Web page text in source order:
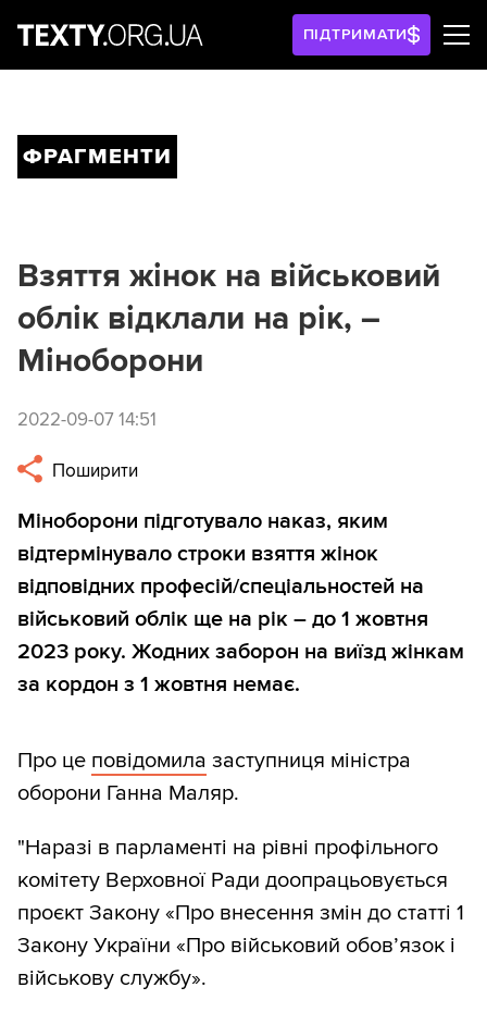
ПІДТРИМАТИ
ФРАГМЕНТИ
Взяття жінок на військовий
облік відклали на рік, –
Міноборони
2022-09-07 14:51
Поширити
Міноборони підготувало наказ, яким
відтермінувало строки взяття жінок
відповідних професій/спеціальностей на
військовий облік ще на рік – до 1 жовтня
2023 року. Жодних заборон на виїзд жінкам
за кордон з 1 жовтня немає.
Про це повідомила заступниця міністра
оборони Ганна Маляр.
"Наразі в парламенті на рівні профільного
комітету Верховної Ради доопрацьовується
проєкт Закону «Про внесення змін до статті 1
Закону України «Про військовий обов’язок і
військову службу».